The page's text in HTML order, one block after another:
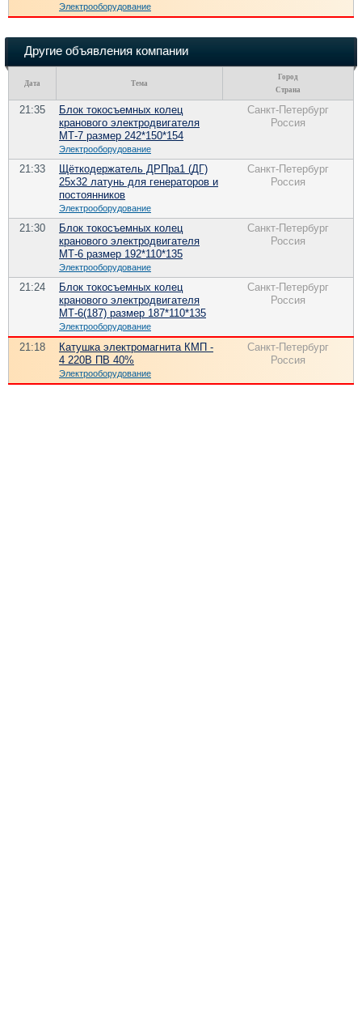
Электрооборудование
Другие объявления компании
Дата Тема
Город
Страна
21:35
Блок токосъемных колец
кранового электродвигателя
МТ-7 размер 242*150*154
Электрооборудование
Санкт-Петербург
Россия
21:33
Щёткодержатель ДРПра1 (ДГ)
25х32 латунь для генераторов и
постоянников
Электрооборудование
Санкт-Петербург
Россия
21:30
Блок токосъемных колец
кранового электродвигателя
МТ-6 размер 192*110*135
Электрооборудование
Санкт-Петербург
Россия
21:24
Блок токосъемных колец
кранового электродвигателя
МТ-6(187) размер 187*110*135
Электрооборудование
Санкт-Петербург
Россия
21:18
Катушка электромагнита КМП -
4 220В ПВ 40%
Электрооборудование
Санкт-Петербург
Россия